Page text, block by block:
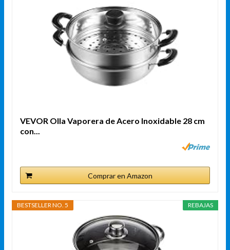
VEVOR Olla Vaporera de Acero Inoxidable 28 cm
con...
Comprar en Amazon
REBAJAS
BESTSELLER NO. 5